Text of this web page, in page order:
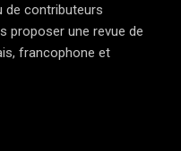
de contributeurs
proposer une revue de
francophone et